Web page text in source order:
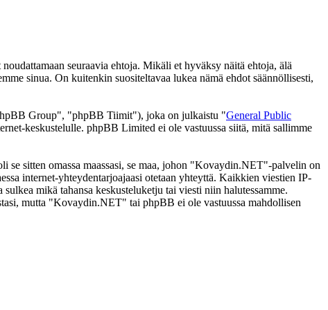
seuraavia ehtoja. Mikäli et hyväksy näitä ehtoja, älä
sinua. On kuitenkin suositeltavaa lukea nämä ehdot säännöllisesti,
Group", "phpBB Tiimit"), joka on julkaistu "General Public
keskustelulle. phpBB Limited ei ole vastuussa siitä, mitä sallimme
se sitten omassa maassasi, se maa, johon "Kovaydin.NET"-palvelin on
internet-yhteydentarjoajaasi otetaan yhteyttä. Kaikkien viestien IP-
mikä tahansa keskusteluketju tai viesti niin halutessamme.
mutta "Kovaydin.NET" tai phpBB ei ole vastuussa mahdollisen